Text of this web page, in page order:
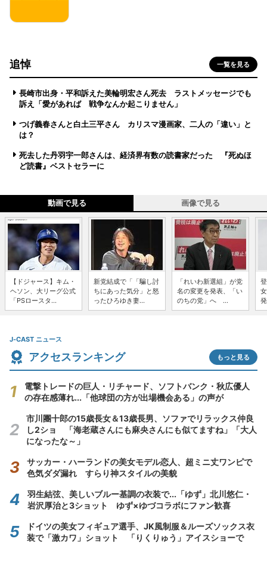
追悼 一覧を見る
長崎市出身・平和訴えた美輪明宏さん死去 ラストメッセージでも
訴え「愛があれば 戦争なんか起こりません」
つげ義春さんと白土三平さん カリスマ漫画家、二人の「違い」と
は？
死去した丹羽宇一郎さんは、経済界有数の読書家だった 『死ぬほ
ど読書』ベストセラーに
動画で見る 画像で見る
【ドジャース】キム・
ヘソン、大リーグ公式
「PSロースタ...
新党結成で「「騙し討
ちにあった気分」と怒
ったひろゆき妻...
「れいわ新選組」が党
名の変更を発表、「い
のちの党」へ ...
J-CAST ニュース
アクセスランキング もっと見る
電撃トレードの巨人・リチャード、ソフトバンク・秋広優人
の存在感薄れ...「他球団の方が出場機会ある」の声が
市川團十郎の15歳長女＆13歳長男、ソファでリラックス仲良
し2ショ 「海老蔵さんにも麻央さんにも似てますね」「大人
になったな～」
サッカー・ハーランドの美女モデル恋人、超ミニ丈ワンピで
色気ダダ漏れ すらり神スタイルの美貌
羽生結弦、美しいブルー基調の衣装で...「ゆず」北川悠仁・
岩沢厚治と3ショット ゆず×ゆづコラボにファン歓喜
ドイツの美女フィギュア選手、JK風制服＆ルーズソックス衣
装で「激カワ」ショット 「りくりゅう」アイスショーで